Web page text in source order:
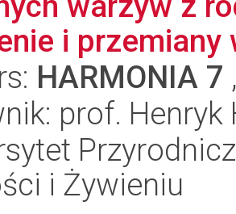
i przemiany
HARMONIA 7
prof. Henryk
i Żywieniu